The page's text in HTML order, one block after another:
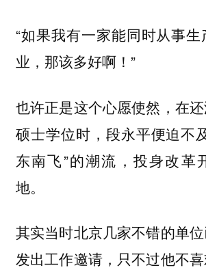
“如果我有一家能同时从事
业，那该多好啊！”
也许正是这个心愿使然，在
硕士学位时，段永平便迫不
东南飞”的潮流，投身改革
地。
其实当时北京几家不错的单
发出工作邀请，只不过他不